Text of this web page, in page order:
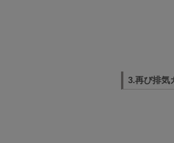
3.再び排気